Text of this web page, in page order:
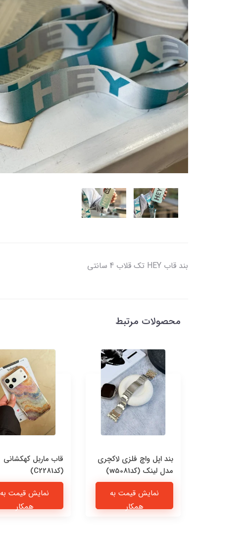
بند قاب HEY تک قلاب 4 سانتی
محصولات مرتبط
بند اپل واچ فلزی لاکچری
مدل لینک (کدw5081)
نمایش قیمت به
همکار
قاب ماربل کهکشانی
(کدC2281)
نمایش قیمت به
همکار